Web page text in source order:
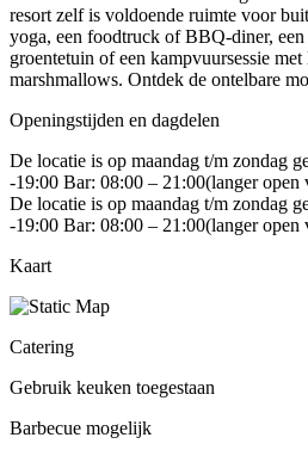
resort zelf is voldoende ruimte voor
yoga, een foodtruck of BBQ-diner,
groentetuin of een kampvuursessie
marshmallows. Ontdek de ontelbare
Openingstijden en dagdelen
De locatie is op maandag t/m zondag
-19:00 Bar: 08:00 – 21:00(langer open
De locatie is op maandag t/m zondag
-19:00 Bar: 08:00 – 21:00(langer open
Kaart
Catering
Gebruik keuken toegestaan
Barbecue mogelijk